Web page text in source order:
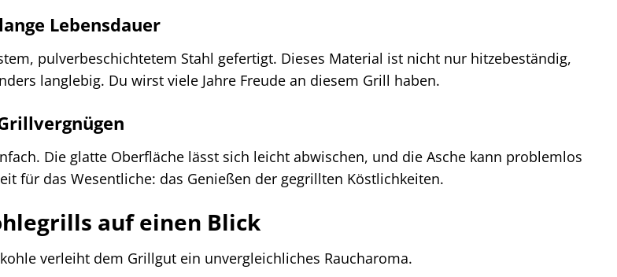
Lebensdauer
pulverbeschichtetem Stahl gefertigt. Dieses Material ist nicht nur hitzebeständig,
langlebig. Du wirst viele Jahre Freude an diesem Grill haben.
Die glatte Oberfläche lässt sich leicht abwischen, und die Asche kann problemlos
für das Wesentliche: das Genießen der gegrillten Köstlichkeiten.
auf einen Blick
verleiht dem Grillgut ein unvergleichliches Raucharoma.